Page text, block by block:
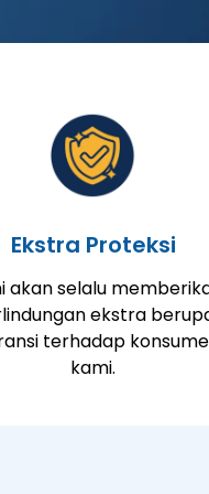
Ekstra Proteksi
akan selalu
ekstra
terhadap
kami.